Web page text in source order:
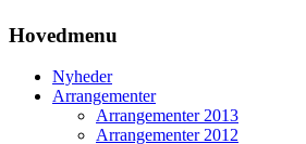
Hovedmenu
Nyheder
Arrangementer
Arrangementer 2013
Arrangementer 2012